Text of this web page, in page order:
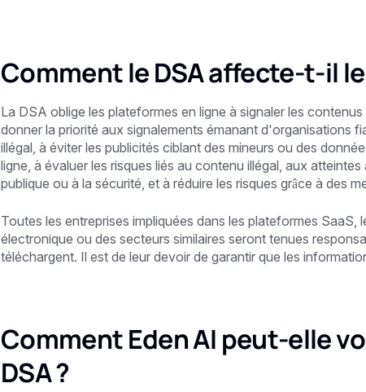
Comment le DSA affecte-t-il
La DSA oblige les plateformes en ligne à signaler les
donner la priorité aux signalements émanant d'organisations
illégal, à éviter les publicités ciblant des mineurs ou des
ligne, à évaluer les risques liés au contenu illégal, aux
publique ou à la sécurité, et à réduire les risques grâce à des
Toutes les entreprises impliquées dans les plateformes
électronique ou des secteurs similaires seront tenues
téléchargent. Il est de leur devoir de garantir que les
Comment Eden AI peut-elle
DSA ?